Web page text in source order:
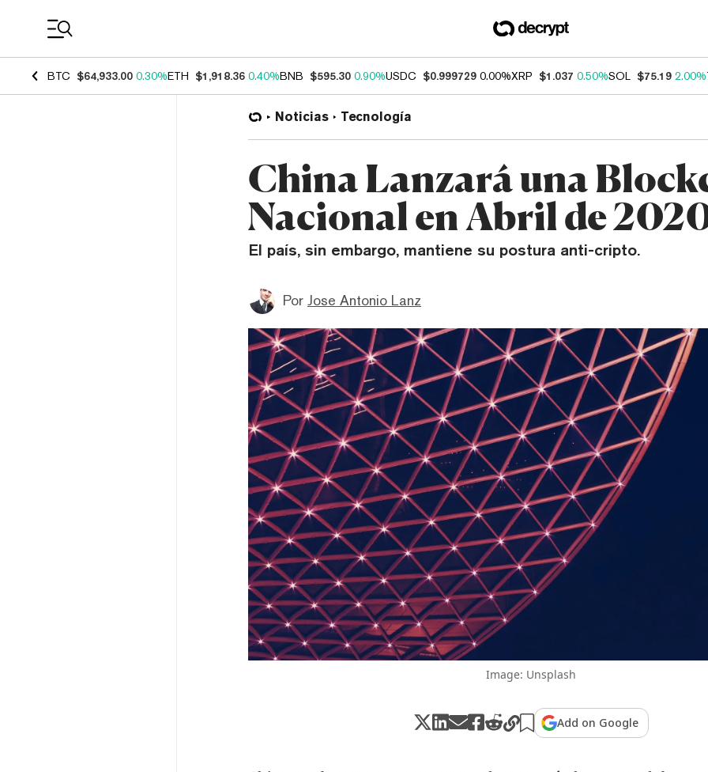
BTC $64,933.00 0.30%ETH $1,918.36 0.40%BNB $595.30 0.90%USDC $0.999729 0.00%XRP $1.037 0.50%SOL $75.19 2.00%
Noticias Tecnología
China Lanzará una
Nacional en Abril de
El país, sin embargo, mantiene su postura anti-cripto.
Por Jose Antonio Lanz
Image: Unsplash
Add on Google